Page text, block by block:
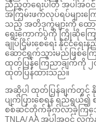
ညီညွတ်ရေးပါတီ အပါအဝင်
အကြမ်းဖက်လုပ်ရပ်များကြ
သည့် အတိဒုက္ခများကို ထော
ရွေးကောက်ပွဲကို ကြိုဆိုကြေ
ချုပ်ငြိမ်းစေရေး နိုင်ငံရေ
ဆောင်ရွက်သွားမည်ဖြစ်ကြ
ထုတ်ပြန်ကြေညာချက်ကို ၂
ထုတ်ပြန်ထားသည်။
အဆိုပါ ထုတ်ပြန်ချက်တွင်
ပျက်ပြားစေရန် ရည်ရွယ်၍
စစ်ဆင်တိုက်ခိုက်လာခဲ့ကြသော
TNLA/ AA အပါအဝင် လ